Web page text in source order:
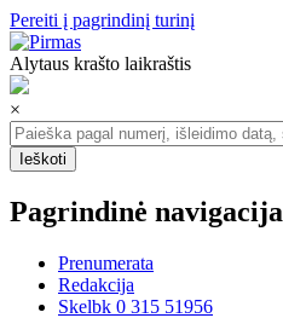
Pereiti į pagrindinį turinį
Alytaus krašto laikraštis
×
Pagrindinė navigacija
Prenumerata
Redakcija
Skelbk 0 315 51956